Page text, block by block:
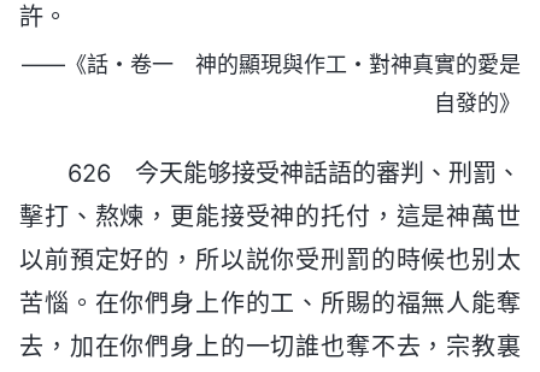
許。
——《話・卷一 神的顯現與作工・對神真實的愛是
自發的》
626 今天能够接受神話語的審判、刑罰、
擊打、熬煉，更能接受神的托付，這是神萬世
以前預定好的，所以説你受刑罰的時候也别太
苦惱。在你們身上作的工、所賜的福無人能奪
去，加在你們身上的一切誰也奪不去，宗教裏